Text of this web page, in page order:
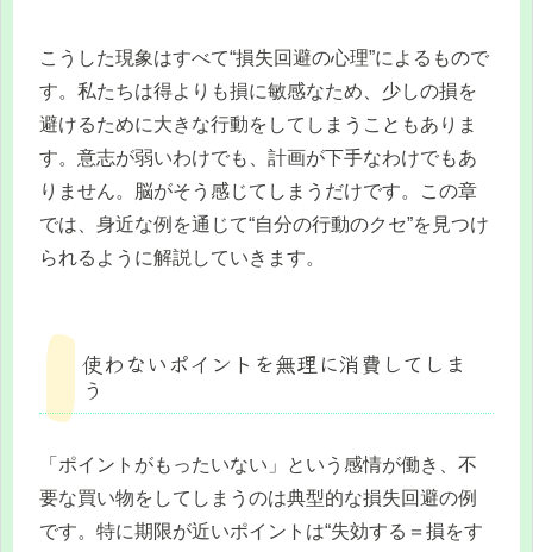
こうした現象はすべて“損失回避の心理”によるもので
す。私たちは得よりも損に敏感なため、少しの損を
避けるために大きな行動をしてしまうこともありま
す。意志が弱いわけでも、計画が下手なわけでもあ
りません。脳がそう感じてしまうだけです。この章
では、身近な例を通じて“自分の行動のクセ”を見つけ
られるように解説していきます。
使わないポイントを無理に消費してしま
う
「ポイントがもったいない」という感情が働き、不
要な買い物をしてしまうのは典型的な損失回避の例
です。特に期限が近いポイントは“失効する＝損をす